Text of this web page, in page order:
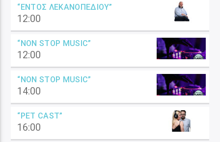
“ΕΝΤΌΣ ΛΕΚΑΝΟΠΕΔΊΟΥ”
12:00
“NON STOP MUSIC”
12:00
“NON STOP MUSIC”
14:00
“PET CAST”
16:00